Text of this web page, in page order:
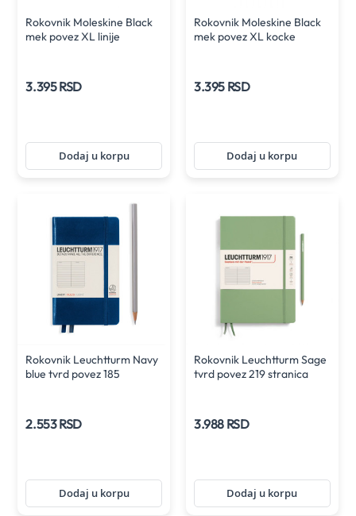
Rokovnik Moleskine Black
mek povez XL linije
3.395 RSD
Dodaj u korpu
Rokovnik Moleskine Black
mek povez XL kocke
3.395 RSD
Dodaj u korpu
Rokovnik Leuchtturm Navy
blue tvrd povez 185
2.553 RSD
Dodaj u korpu
Rokovnik Leuchtturm Sage
tvrd povez 219 stranica
3.988 RSD
Dodaj u korpu